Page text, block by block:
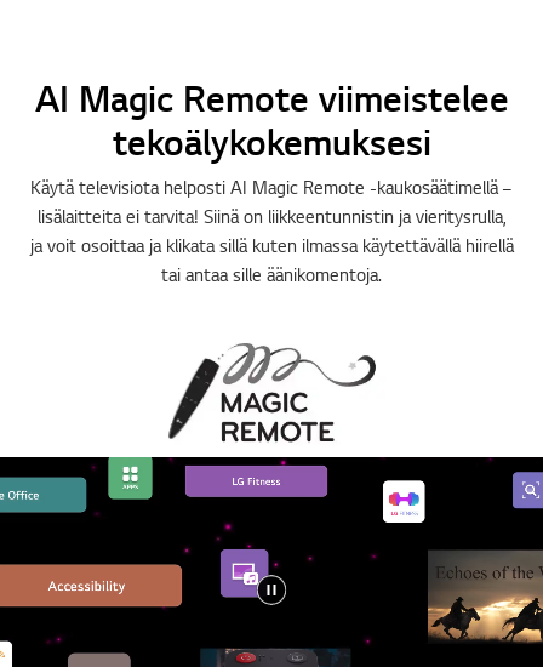
AI Magic Remote viimeistelee
tekoälykokemuksesi
Käytä televisiota helposti AI Magic Remote -kaukosäätimellä –
lisälaitteita ei tarvita! Siinä on liikkeentunnistin ja vieritysrulla,
ja voit osoittaa ja klikata sillä kuten ilmassa käytettävällä hiirellä
tai antaa sille äänikomentoja.